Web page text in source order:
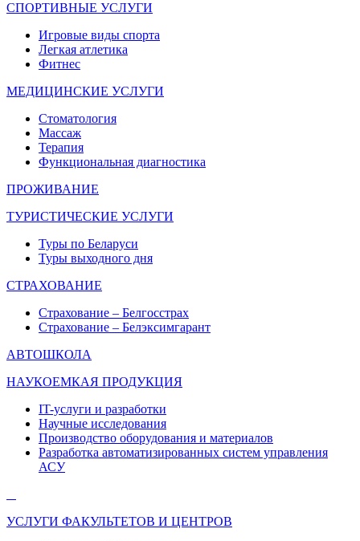
СПОРТИВНЫЕ УСЛУГИ
Игровые виды спорта
Легкая атлетика
Фитнес
МЕДИЦИНСКИЕ УСЛУГИ
Стоматология
Массаж
Терапия
Функциональная диагностика
ПРОЖИВАНИЕ
ТУРИСТИЧЕСКИЕ УСЛУГИ
Туры по Беларуси
Туры выходного дня
СТРАХОВАНИЕ
Страхование – Белгосстрах
Страхование – Белэксимгарант
АВТОШКОЛА
НАУКОЕМКАЯ ПРОДУКЦИЯ
IT-услуги и разработки
Научные исследования
Производство оборудования и материалов
Разработка автоматизированных систем управления
АСУ
УСЛУГИ ФАКУЛЬТЕТОВ И ЦЕНТРОВ